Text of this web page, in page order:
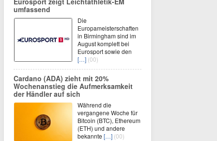
umfassend
Die
Europameisterschaften
in Birmingham sind im
August komplett bei
Eurosport sowie den
[…] (00)
Cardano (ADA) zieht mit 20%
Wochenanstieg die Aufmerksamkeit
der Händler auf sich
Während die
vergangene Woche für
Bitcoin (BTC), Ethereum
(ETH) und andere
bekannte […] (00)